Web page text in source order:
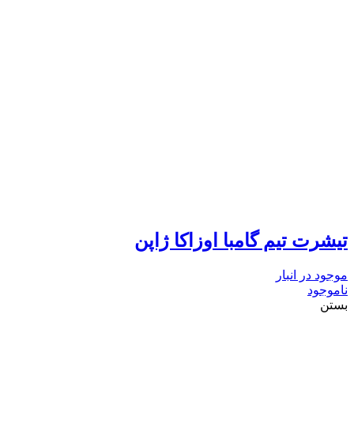
تیشرت تیم گامبا اوزاکا ژاپن
موجود در انبار
ناموجود
بستن